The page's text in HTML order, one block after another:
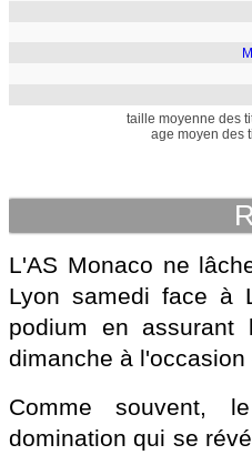
taille moyenne des
age moyen des
L'AS Monaco ne
Lyon samedi face à
podium en
dimanche à
Comme souvent,
domination qui se